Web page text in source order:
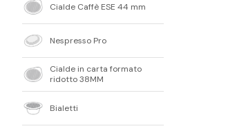
Cialde Caffè ESE 44 mm
Nespresso Pro
Cialde in carta formato
ridotto 38MM
Bialetti